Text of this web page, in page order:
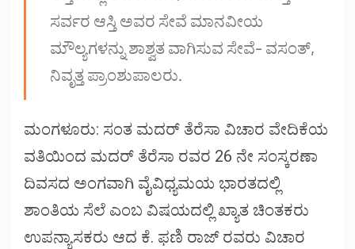
ಸರ್ವರ ಆಸ್ತಿ ಅವರ ಸೇವೆ ಮಾನವೀಯ
ಮೌಲ್ಯಗಳನ್ನು ಶಾಶ್ವತ ವಾಗಿಸುವ ಸೇವೆ- ವಸಂತ್,
ನಿವೃತ್ತ ಪ್ರಾಂಶುಪಾಲರು.
ಮಂಗಳೂರು: ಸಂತ ಮದರ್ ತೆರೆಸಾ ವಿಚಾರ ವೇದಿಕೆಯ
ವತಿಯಿಂದ ಮದರ್ ತೆರೆಸಾ ರವರ 26 ನೇ ಸಂಸ್ಕರಣಾ
ದಿವಸದ ಅಂಗವಾಗಿ ವೈವಿಧ್ಯಮಯ ಭಾರತದಲ್ಲಿ
ಶಾಂತಿಯ ಸೆಲೆ ಎಂಬ ವಿಷಯದಲ್ಲಿ ಖ್ಯಾತ ಚಿಂತಕರು
ಉಪನ್ಯಾಸಕರು ಆದ ಕೆ. ಫಣಿ ರಾಜ್ ರವರು ವಿಚಾರ